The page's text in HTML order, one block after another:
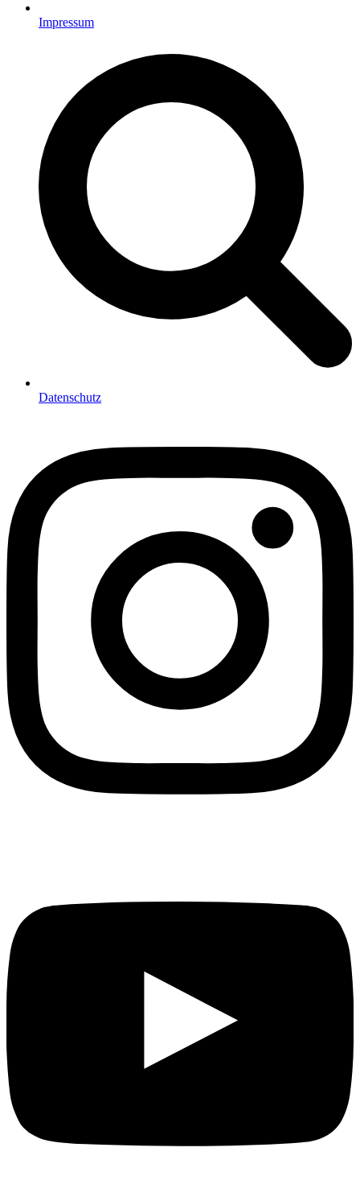
Impressum
Datenschutz